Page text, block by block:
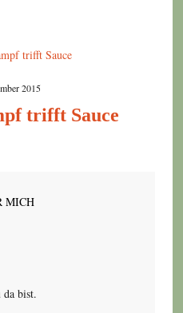
2015
trifft Sauce
MICH
bist.